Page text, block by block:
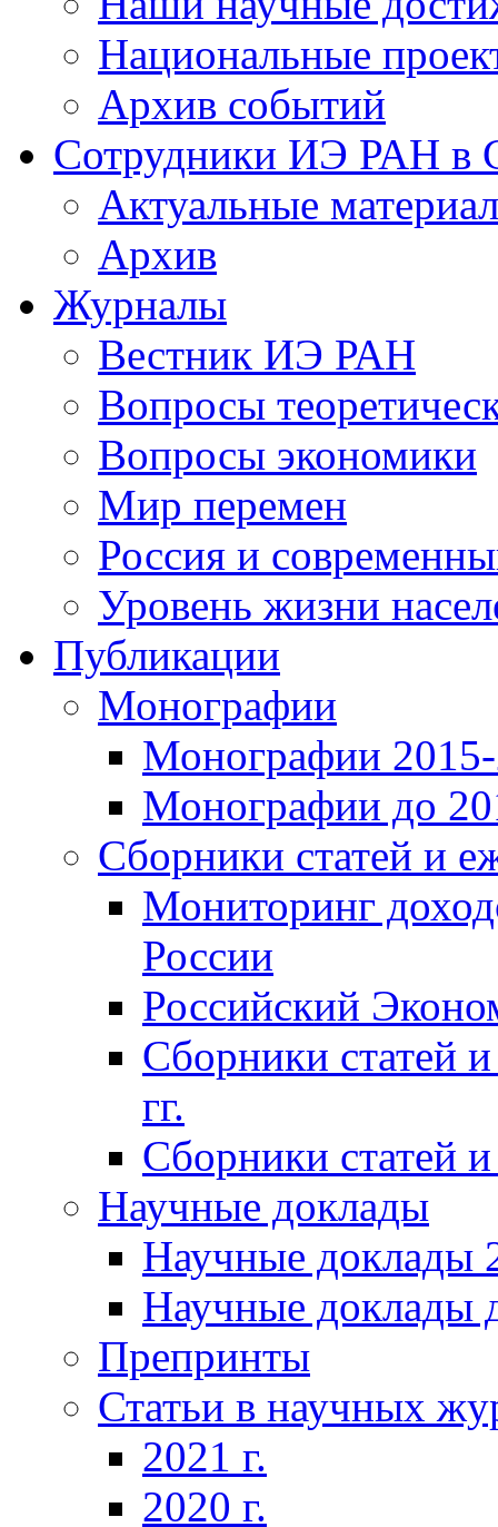
Национальные
Архив событий
Сотрудники ИЭ РАН
Актуальные
Архив
Журналы
Вестник ИЭ РАН
Вопросы
Вопросы экономики
Мир перемен
Россия и
Уровень жизни
Публикации
Монографии
Монографии 2015-
Монографии до
Сборники статей и
Мониторинг
России
Российский
Сборники статей
гг.
Сборники статей
Научные доклады
Научные доклады
Научные доклады
Препринты
Статьи в научных
2021 г.
2020 г.